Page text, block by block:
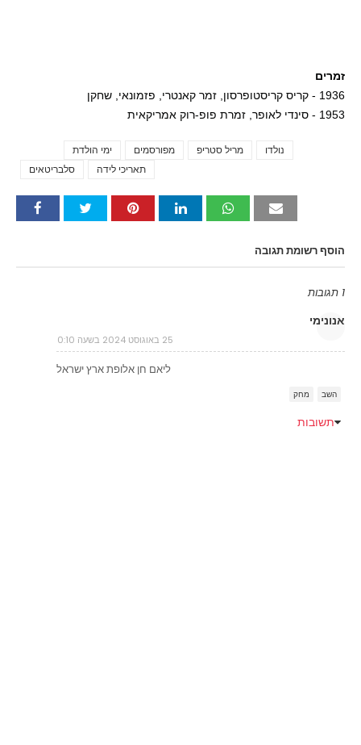
זמרים
1936 - קריס קריסטופרסון, זמר קאנטרי, פזמונאי, שחקן
1953 - סינדי לאופר, זמרת פופ-רוק אמריקאית
ימי הולדת מפורסמים מריל סטריפ
נולדו
סלבריטאים
תאריכי לידה
הוסף רשומת תגובה
1 תגובות
אנונימי
25 באוגוסט 2024 בשעה 0:10
ליאם חן אלופת ארץ ישראל
השב מחק
תשובות